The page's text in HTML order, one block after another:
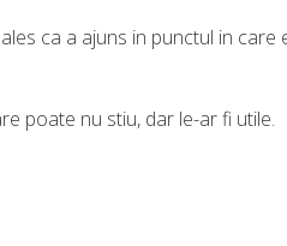
ca a ajuns in punctul in care
poate nu stiu, dar le-ar fi utile.